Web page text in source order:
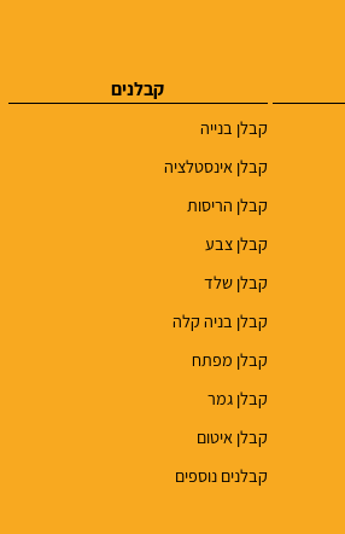
קבלנים
קבלן בנייה
קבלן אינסטלציה
קבלן הריסות
קבלן צבע
קבלן שלד
קבלן בניה קלה
קבלן מפתח
קבלן גמר
קבלן איטום
קבלנים נוספים